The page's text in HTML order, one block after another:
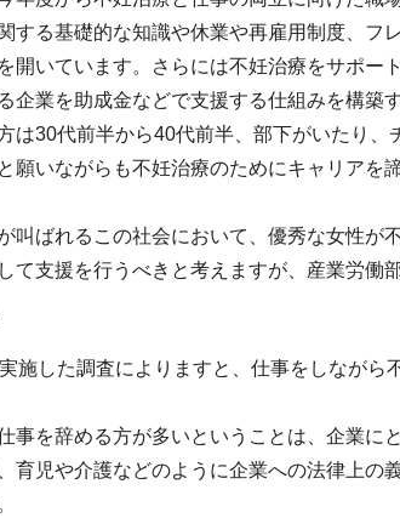
する基礎的な知識や休業や再雇用制度、
開いています。さらには不妊治療をサポ
企業を助成金などで支援する仕組みを構築
は30代前半から40代前半、部下がいたり
願いながらも不妊治療のためにキャリア
叫ばれるこの社会において、優秀な女性
て支援を行うべきと考えますが、産業労働
施した調査によりますと、仕事をしなが
事を辞める方が多いということは、企業に
育児や介護などのように企業への法律上